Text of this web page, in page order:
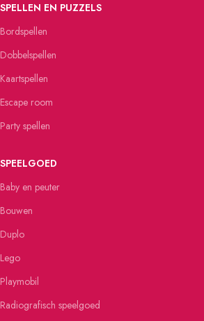
SPELLEN EN PUZZELS
Bordspellen
Dobbelspellen
Kaartspellen
Escape room
Party spellen
SPEELGOED
Baby en peuter
Bouwen
Duplo
Lego
Playmobil
Radiografisch speelgoed